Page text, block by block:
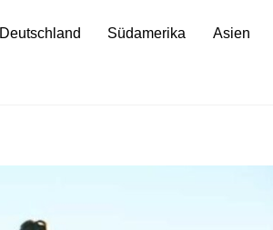
Deutschland Südamerika Asien